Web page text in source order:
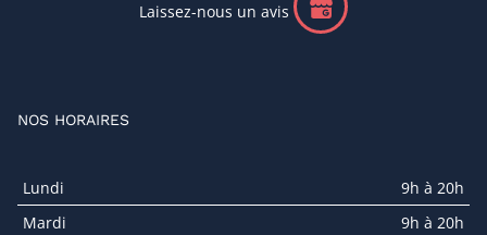
Laissez-nous un avis
NOS HORAIRES
Lundi
9h à 20h
Mardi
9h à 20h